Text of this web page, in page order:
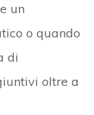
un
o quando
di
oltre a